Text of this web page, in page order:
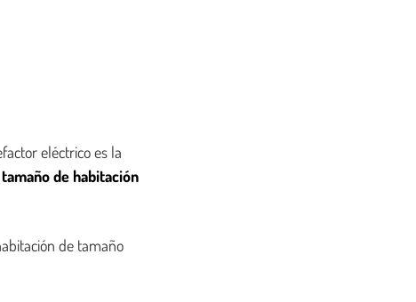
eléctrico es la
de habitación
de tamaño